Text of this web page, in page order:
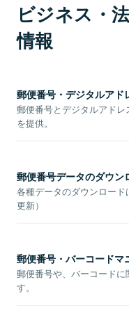
ビジネス・
情報
郵便番号・デジタルアド
郵便番号とデジタルアド
を提供。
郵便番号データのダウン
各種データのダウンロー
更新）
郵便番号・バーコードマ
郵便番号や、バーコード
す。